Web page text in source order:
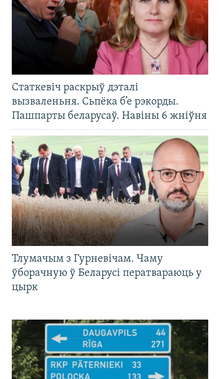
Статкевіч раскрыў дэталі
вызваленьня. Сьпёка б’е рэкорды.
Пашпарты беларусаў. Навіны 6 жніўня
Тлумачым з Гурневічам. Чаму
ўборачную ў Беларусі ператвараюць у
цырк